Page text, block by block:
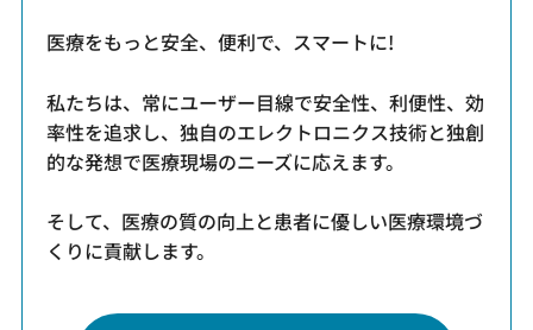
医療をもっと安全、便利で、スマートに!
私たちは、常にユーザー目線で安全性、利便性、効
率性を追求し、 独自のエレクトロニクス技術と独創
的な発想で医療現場のニーズに応えます。
そして、医療の質の向上と患者に優しい医療環境づ
くりに貢献します。